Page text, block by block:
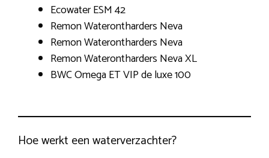
Ecowater ESM 42
Remon Waterontharders Neva
Remon Waterontharders Neva
Remon Waterontharders Neva XL
BWC Omega ET VIP de luxe 100
Hoe werkt een waterverzachter?